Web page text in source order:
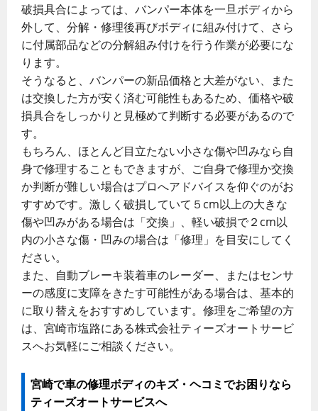
破損具合によっては、バンパー本体を一旦ボディから
外して、分解・修理後再びボディに組み付けて、さら
に付属部品などの分解組み付けを行う作業が必要にな
ります。
そうなると、バンパーの新品価格と大差がない、また
は交換した方が安く済む可能性もあるため、価格や破
損具合をしっかりと見極めて判断する必要があるので
す。
もちろん、ほとんど目立たない小さな傷や凹みなら自
身で修理することもできますが、ご自身で修理か交換
か判断が難しい場合はプロへアドバイスを仰ぐのがお
すすめです。激しく破損していて５cm以上の大きな
傷や凹みがある場合は「交換」、軽い破損で２cm以
内の小さな傷・凹みの場合は「修理」を目安にしてく
ださい。
また、自動ブレーキ装着車のレーダー、またはセンサ
ーの感度に支障をきたす可能性がある場合は、基本的
に取り替えをおすすめしています。修理をご希望の方
は、宮崎市塩路にある株式会社ティーズオートサービ
スへお気軽にご相談ください。
宮崎で車の修理ボディのキズ・ヘコミでお困りなら
ティーズオートサービスへ